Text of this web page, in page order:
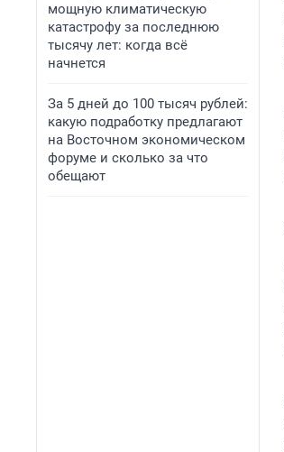
мощную климатическую
катастрофу за последнюю
тысячу лет: когда всё
начнется
За 5 дней до 100 тысяч рублей:
какую подработку предлагают
на Восточном экономическом
форуме и сколько за что
обещают